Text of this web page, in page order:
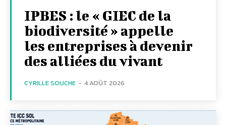
IPBES : le « GIEC de la
biodiversité » appelle
les entreprises à devenir
des alliées du vivant
CYRILLE SOUCHE - 4 AOÛT 2026